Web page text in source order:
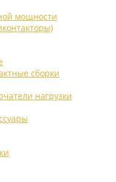
мощности
сборки
нагрузки